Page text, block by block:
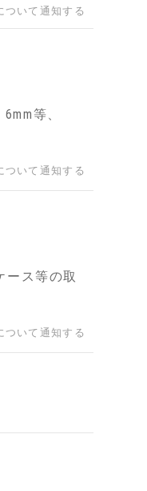
ついて通知する
等、
ついて通知する
ース等の取
ついて通知する